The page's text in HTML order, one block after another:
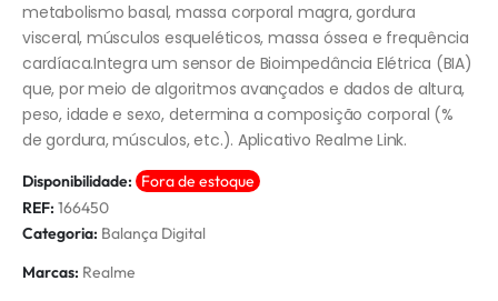
metabolismo basal, massa corporal magra, gordura
visceral, músculos esqueléticos, massa óssea e frequência
cardíaca.Integra um sensor de Bioimpedância Elétrica (BIA)
que, por meio de algoritmos avançados e dados de altura,
peso, idade e sexo, determina a composição corporal (%
de gordura, músculos, etc.). Aplicativo Realme Link.
Disponibilidade: Fora de estoque
REF: 166450
Categoria: Balança Digital
Marcas: Realme